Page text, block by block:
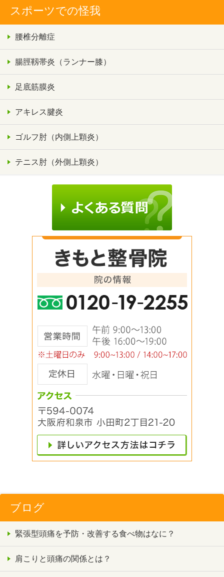
スポーツでの怪我
腰椎分離症
腸脛靱帯炎（ランナー膝）
足底筋膜炎
アキレス腱炎
ゴルフ肘（内側上顆炎）
テニス肘（外側上顆炎）
ブログ
緊張型頭痛を予防・改善する食べ物はなに？
肩こりと頭痛の関係とは？